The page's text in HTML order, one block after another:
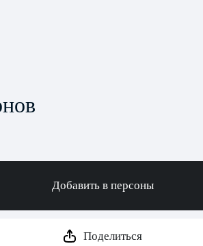
Добавить в персоны
Поделиться